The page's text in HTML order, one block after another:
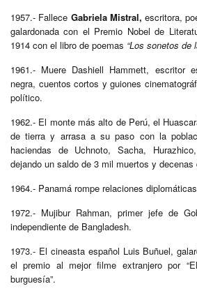
1957.- Fallece Gabriela Mistral, escritora,
galardonada con el Premio Nobel de
1914 con el libro de poemas “Los sonetos de
1961.- Muere Dashiell Hammett, escritor
negra, cuentos cortos y guiones
político.
1962.- El monte más alto de Perú, el
de tierra y arrasa a su paso con la
haciendas de Uchnoto, Sacha,
dejando un saldo de 3 mil muertos y decenas
1964.- Panamá rompe relaciones
1972.- Mujibur Rahman, primer jefe de
independiente de Bangladesh.
1973.- El cineasta español Luis Buñuel,
el premio al mejor filme extranjero por
burguesía”.